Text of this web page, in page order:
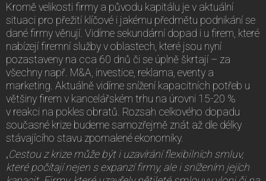
Kromě velikosti firmy a původu kapitálu je v aktuální
situaci pro přežití klíčové i jakému předmětu podnikání se
dané firmy věnují. Vidíme sekundární dopad i u firem, které
nabízejí firemní služby v oblastech, které jsou nyní
pozastaveny na cca 60 dnů či se úplně škrtají – za
všechny např. M&A, investice, reklama, eventy a
marketing. Aktuálně vidíme snížení kapacitních potřeb u
většiny firem v kancelářském trhu na úrovni 15-20 %
v reakci na pokles obratů. Rozsah celkového dopadu
současné krize budeme samozřejmě znát až dle délky
stávajícího stavu zpomalené ekonomiky.
„Cestou z krize může být i uzavírání flexibilních smluv,
které počítají nejen s expanzí firmy, ale i snížením jejích